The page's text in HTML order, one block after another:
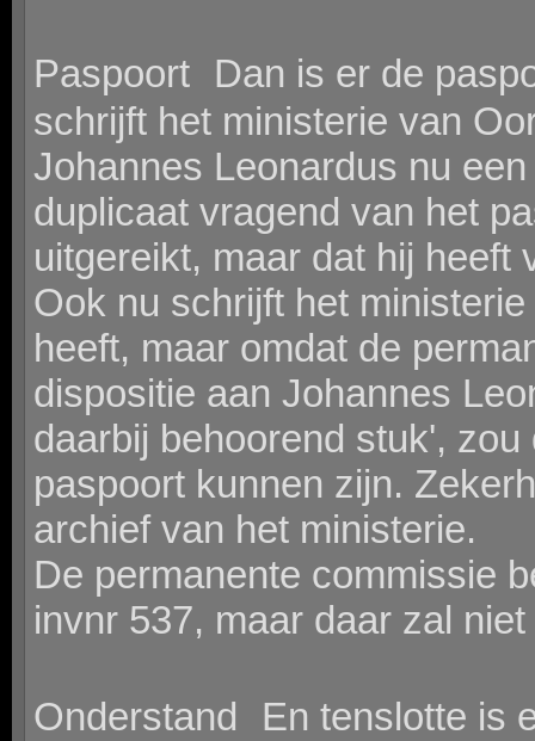
Paspoort Dan is er de
schrijft het ministerie van
Johannes Leonardus nu
duplicaat vragend van het
uitgereikt, maar dat hij heeft
Ook nu schrijft het
heeft, maar omdat de
dispositie aan Johannes
daarbij behoorend stuk',
paspoort kunnen zijn.
archief van het ministerie.
De permanente commissie
invnr 537, maar daar zal
Onderstand En tenslotte is